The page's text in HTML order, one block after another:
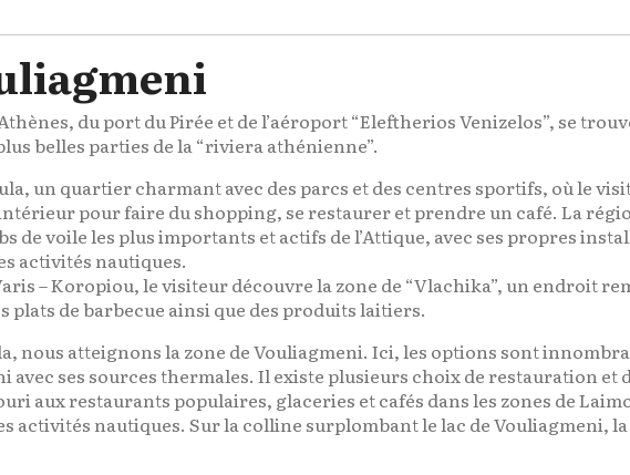
du port du Pirée et de l’aéroport “Eleftherios Venizelos”, se
belles parties de la “riviera athénienne”.
un quartier charmant avec des parcs et des centres sportifs, où le
pour faire du shopping, se restaurer et prendre un café. La
de voile les plus importants et actifs de l’Attique, avec ses propres
activités nautiques.
– Koropiou, le visiteur découvre la zone de “Vlachika”, un endroit
de barbecue ainsi que des produits laitiers.
nous atteignons la zone de Vouliagmeni. Ici, les options sont
avec ses sources thermales. Il existe plusieurs choix de restauration et
aux restaurants populaires, glaceries et cafés dans les zones de
activités nautiques. Sur la colline surplombant le lac de Vouliagmeni, la